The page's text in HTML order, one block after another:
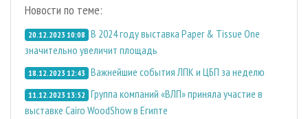
Новости по теме:
20.12.2023 10:08 В 2024 году выставка Paper & Tissue One
значительно увеличит площадь
18.12.2023 12:43 Важнейшие события ЛПК и ЦБП за неделю
11.12.2023 13:52 Группа компаний «ВЛП» приняла участие в
выставке Cairo WoodShow в Египте